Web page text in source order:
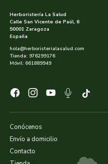
Herboristería La Salud
Calle San Vicente de Paúl, 6
50001 Zaragoza
España
hola@herboristerialasalud.com
Tienda: 976299176
Móvil: 661889949
Conócenos
Envío a domicilio
Contacto
cosnature
deiters
dento produts
derbos
designs for health
diego camaras- lotero